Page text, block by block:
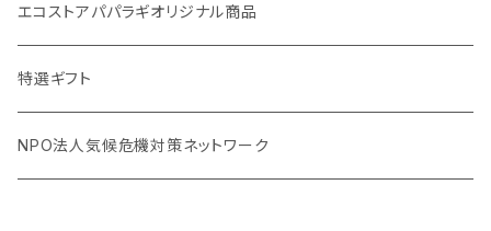
オリーブウッド カッティングボード
調理用品
生理用品
虫除けグッズ
バナナペーパーグッズ
天然素材の消しゴム
エコストアパパラギオリジナル商品
特選ギフト
NPO法人気候危機対策ネットワーク